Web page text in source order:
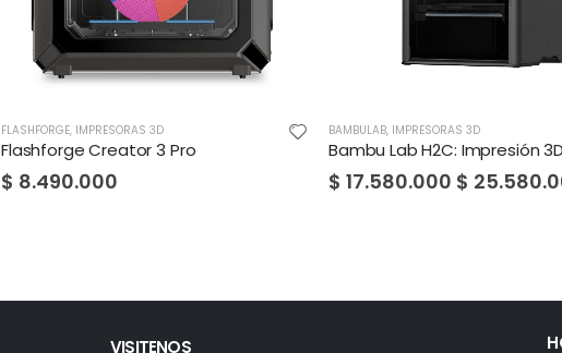
FLASHFORGE, IMPRESORAS 3D
Flashforge Creator 3 Pro
$ 8.490.000
BAMBULAB, IMPRESORAS 3D
$ 17.580.000 $
VISITENOS